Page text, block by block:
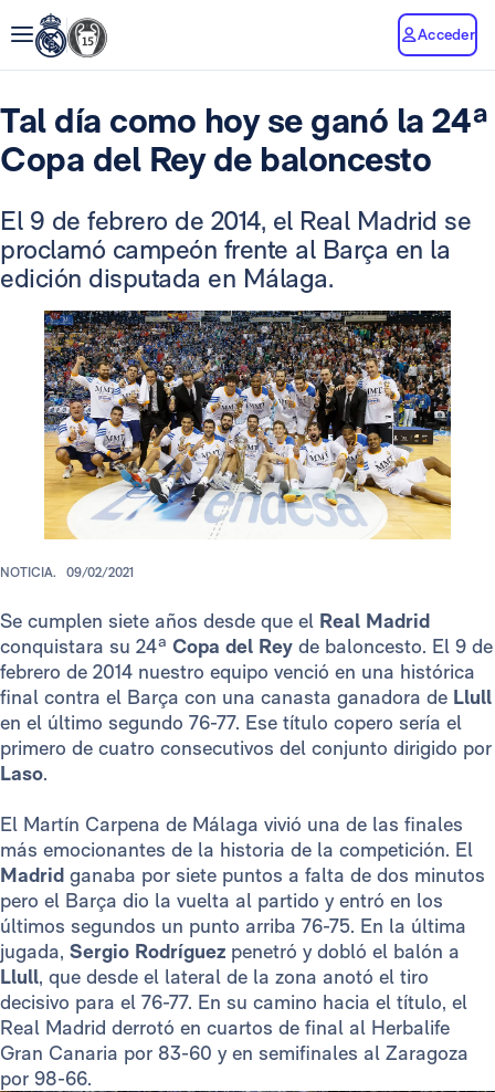
Acceder
Tal día como hoy se ganó la 24ª
Copa del Rey de baloncesto
El 9 de febrero de 2014, el Real Madrid se
proclamó campeón frente al Barça en la
edición disputada en Málaga.
NOTICIA. 09/02/2021
Se cumplen siete años desde que el Real Madrid
conquistara su 24ª Copa del Rey de baloncesto. El 9 de
febrero de 2014 nuestro equipo venció en una histórica
final contra el Barça con una canasta ganadora de Llull
en el último segundo 76-77. Ese título copero sería el
primero de cuatro consecutivos del conjunto dirigido por
Laso.
El Martín Carpena de Málaga vivió una de las finales
más emocionantes de la historia de la competición. El
Madrid ganaba por siete puntos a falta de dos minutos
pero el Barça dio la vuelta al partido y entró en los
últimos segundos un punto arriba 76-75. En la última
jugada, Sergio Rodríguez penetró y dobló el balón a
Llull, que desde el lateral de la zona anotó el tiro
decisivo para el 76-77. En su camino hacia el título, el
Real Madrid derrotó en cuartos de final al Herbalife
Gran Canaria por 83-60 y en semifinales al Zaragoza
por 98-66.